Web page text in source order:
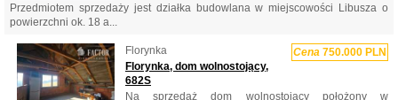
Przedmiotem sprzedaży jest działka budowlana w miejscowości Libusza o
powierzchni ok. 18 a...
Florynka Cena 750.000 PLN
Florynka, dom wolnostojący,
682S
Na sprzedaż dom wolnostojący położony w